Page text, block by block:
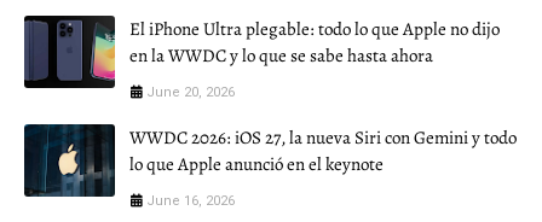
El iPhone Ultra plegable: todo lo que Apple no dijo
en la WWDC y lo que se sabe hasta ahora
June 20, 2026
WWDC 2026: iOS 27, la nueva Siri con Gemini y todo
lo que Apple anunció en el keynote
June 16, 2026